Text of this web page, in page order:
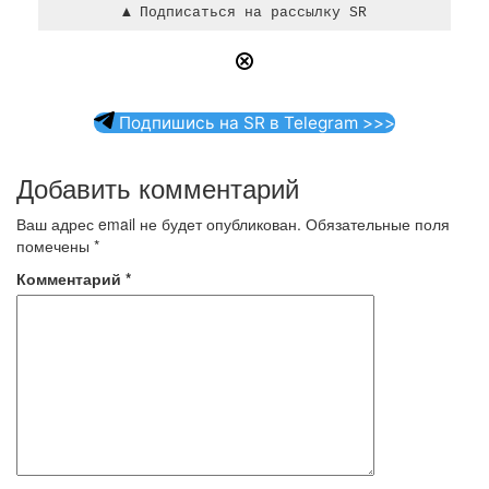
Подпишись на SR в Telegram >>>
Добавить комментарий
Ваш адрес email не будет опубликован. Обязательные поля
помечены *
Комментарий *